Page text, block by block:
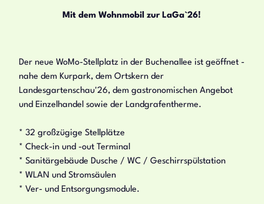
Mit dem Wohnmobil zur LaGa`26!
Der neue WoMo-Stellplatz in der Buchenallee ist geöffnet -
nahe dem Kurpark, dem Ortskern der
Landesgartenschau'26, dem gastronomischen Angebot
und Einzelhandel sowie der Landgrafentherme.
* 32 großzügige Stellplätze
* Check-in und -out Terminal
* Sanitärgebäude Dusche / WC / Geschirrspülstation
* WLAN und Stromsäulen
* Ver- und Entsorgungsmodule.